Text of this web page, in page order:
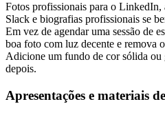
Fotos profissionais para o
Slack e biografias profissionais se
Em vez de agendar uma sessão de
boa foto com luz decente e remova
Adicione um fundo de cor sólida ou
depois.
Apresentações e materiais